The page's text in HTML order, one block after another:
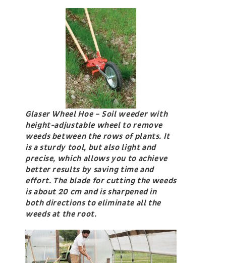
Glaser Wheel Hoe – Soil weeder with
height-adjustable wheel to remove
weeds between the rows of plants. It
is a sturdy tool, but also light and
precise, which allows you to achieve
better results by saving time and
effort. The blade for cutting the weeds
is about 20 cm and is sharpened in
both directions to eliminate all the
weeds at the root.